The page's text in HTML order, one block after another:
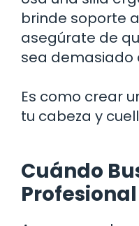
brinde soporte
asegúrate de
sea demasiado
Es como crear
tu cabeza y
Cuándo
Profesional